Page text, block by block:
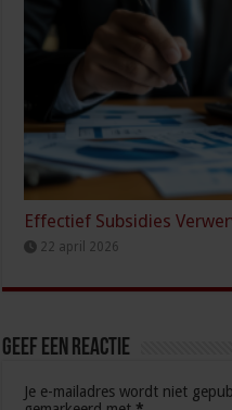
Effectief Subsidies
22 april 2026
Geef een reactie
Je e-mailadres wordt niet